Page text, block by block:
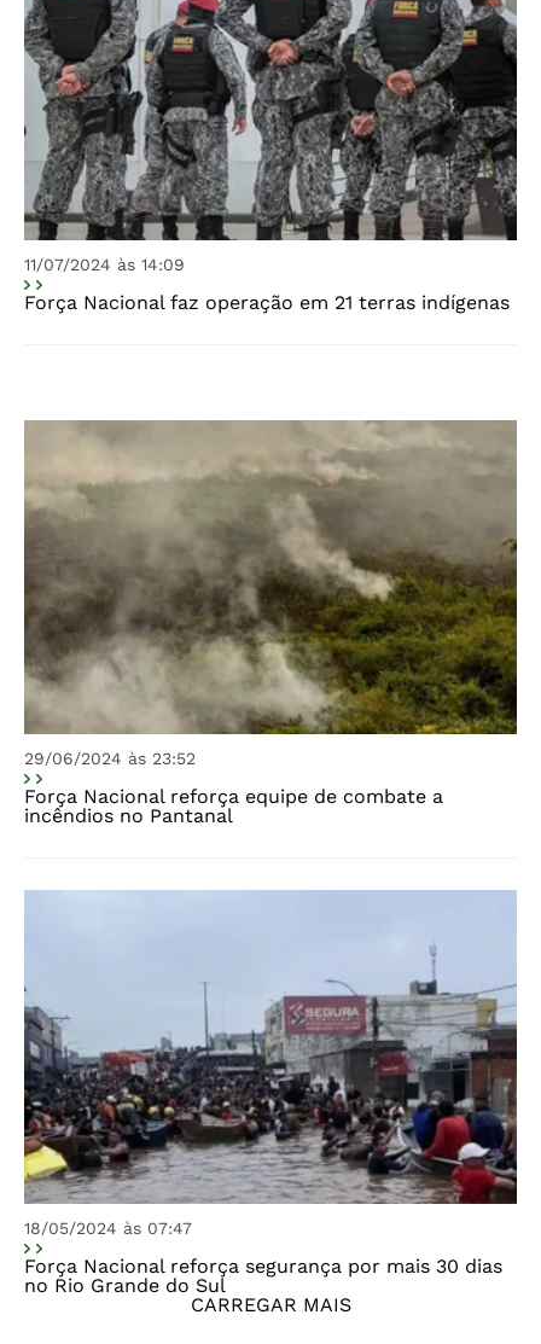
11/07/2024 às 14:09
Força Nacional faz operação em 21 terras indígenas
29/06/2024 às 23:52
Força Nacional reforça equipe de combate a
incêndios no Pantanal
18/05/2024 às 07:47
Força Nacional reforça segurança por mais 30 dias
no Rio Grande do Sul
CARREGAR MAIS